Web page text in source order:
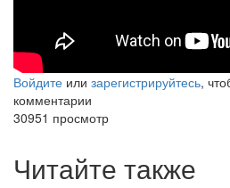
Войдите или зарегистрируйтесь,
комментарии
30951 просмотр
Читайте также